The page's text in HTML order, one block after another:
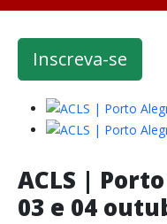
Inscreva-se
ACLS |
03 e 04